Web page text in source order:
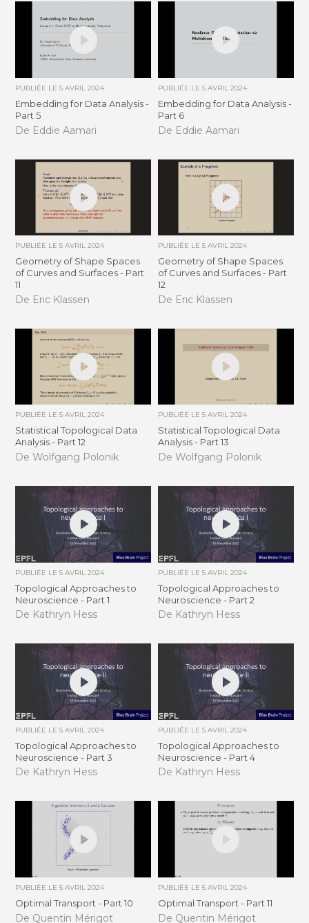
PUBLIÉE LE5 AVRIL 2024
Embedding for Data Analysis -
Part 5
De Eddie Aamari
PUBLIÉE LE 5 AVRIL 2024
Embedding for Data Analysis -
Part 6
De Eddie Aamari
PUBLIÉE LE5 AVRIL 2024
Geometry of Shape Spaces
of Curves and Surfaces - Part
11
De Eric Klassen
PUBLIÉE LE 5 AVRIL 2024
Geometry of Shape Spaces
of Curves and Surfaces - Part
12
De Eric Klassen
PUBLIÉE LE5 AVRIL 2024
Statistical Topological Data
Analysis - Part 12
De Wolfgang Polonik
PUBLIÉE LE 5 AVRIL 2024
Statistical Topological Data
Analysis - Part 13
De Wolfgang Polonik
PUBLIÉE LE5 AVRIL 2024
Topological Approaches to
Neuroscience - Part 1
De Kathryn Hess
PUBLIÉE LE 5 AVRIL 2024
Topological Approaches to
Neuroscience - Part 2
De Kathryn Hess
PUBLIÉE LE5 AVRIL 2024
Topological Approaches to
Neuroscience - Part 3
De Kathryn Hess
PUBLIÉE LE 5 AVRIL 2024
Topological Approaches to
Neuroscience - Part 4
De Kathryn Hess
PUBLIÉE LE5 AVRIL 2024
Optimal Transport - Part 10
De Quentin Mérigot
PUBLIÉE LE 5 AVRIL 2024
Optimal Transport - Part 11
De Quentin Mérigot